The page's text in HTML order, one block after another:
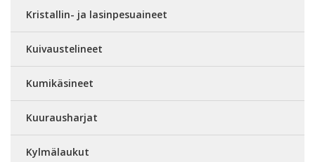
Kristallin- ja lasinpesuaineet
Kuivaustelineet
Kumikäsineet
Kuurausharjat
Kylmälaukut